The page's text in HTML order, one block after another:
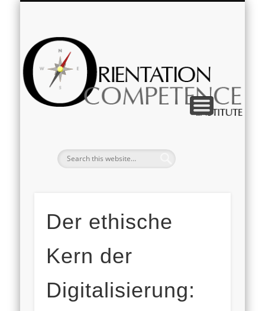
Der ethische
Kern der
Digitalisierung: